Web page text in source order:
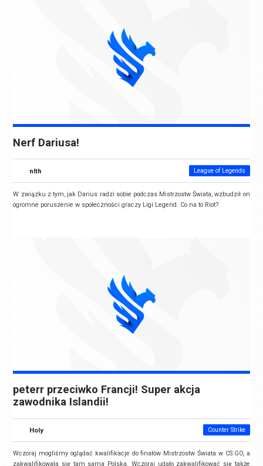
Nerf Dariusa!
nlth League of Legends
W związku z tym, jak Darius radzi sobie podczas Mistrzostw Świata, wzbudził on
ogromne poruszenie w społeczności graczy Ligi Legend. Co na to Riot?
peterr przeciwko Francji! Super akcja
zawodnika Islandii!
Holy Counter Strike
Wczoraj mogliśmy oglądać kwalifikacje do finałów Mistrzostw Świata w CS:GO, a
zakwalifikowała się tam sama Polska. Wczoraj udało zakwalifikować się także